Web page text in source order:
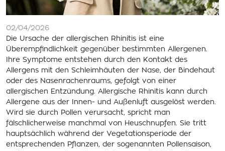
02/04/2026
Die Ursache der allergischen Rhinitis ist eine
Überempfindlichkeit gegenüber bestimmten Allergenen.
Ihre Symptome entstehen durch den Kontakt des
Allergens mit den Schleimhäuten der Nase, der Bindehaut
oder des Nasenrachenraums, gefolgt von einer
allergischen Entzündung. Allergische Rhinitis kann durch
Allergene aus der Innen- und Außenluft ausgelöst werden.
Wird sie durch Pollen verursacht, spricht man
fälschlicherweise manchmal von Heuschnupfen. Sie tritt
hauptsächlich während der Vegetationsperiode der
entsprechenden Pflanzen, der sogenannten Pollensaison,